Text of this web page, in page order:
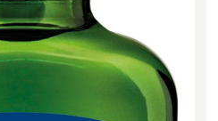
Detail
Detail